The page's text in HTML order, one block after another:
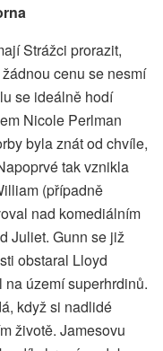
Strážci prorazit,
cenu se nesmí
se ideálně hodí
Nicole Perlman
byla znát od chvíle,
tak vznikla
(případně
nad komediálním
Juliet. Gunn se již
obstaral Lloyd
území superhrdinů.
když si nadlidé
životě. Jamesovu